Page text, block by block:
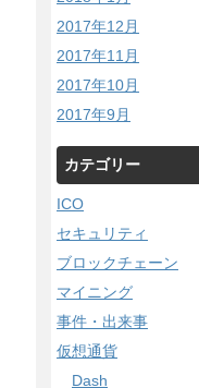
2017年12月
2017年11月
2017年10月
2017年9月
カテゴリー
ICO
セキュリティ
ブロックチェーン
マイニング
事件・出来事
仮想通貨
Dash